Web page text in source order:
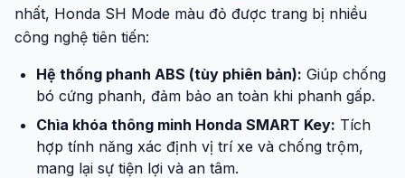
nhất, Honda SH Mode màu đỏ được trang bị nhiều
công nghệ tiên tiến:
Hệ thống phanh ABS (tùy phiên bản): Giúp chống
bó cứng phanh, đảm bảo an toàn khi phanh gấp.
Chìa khóa thông minh Honda SMART Key: Tích
hợp tính năng xác định vị trí xe và chống trộm,
mang lại sự tiện lợi và an tâm.